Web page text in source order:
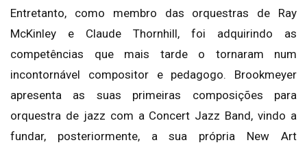
Entretanto, como membro das orquestras de Ray
McKinley e Claude Thornhill, foi adquirindo as
competências que mais tarde o tornaram num
incontornável compositor e pedagogo. Brookmeyer
apresenta as suas primeiras composições para
orquestra de jazz com a Concert Jazz Band, vindo a
fundar, posteriormente, a sua própria New Art